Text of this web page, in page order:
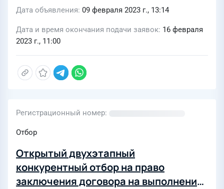
Дата объявления 09 февраля 2023 г., 13:14
Дата и время окончания подачи заявок 16 февраля
2023 г., 11:00
Регистрационный номер
Отбор
Открытый двухэтапный
конкурентный отбор на право
заключения договора на выполнение